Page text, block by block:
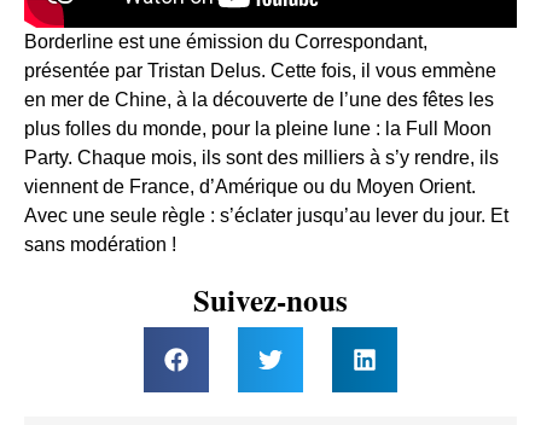
Borderline est une émission du Correspondant,
présentée par Tristan Delus. Cette fois, il vous emmène
en mer de Chine, à la découverte de l’une des fêtes les
plus folles du monde, pour la pleine lune : la Full Moon
Party. Chaque mois, ils sont des milliers à s’y rendre, ils
viennent de France, d’Amérique ou du Moyen Orient.
Avec une seule règle : s’éclater jusqu’au lever du jour. Et
sans modération !
Suivez-nous